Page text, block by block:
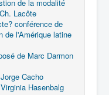
de la modalité
Lacôte
conférence de
de l'Amérique latine
de Marc Darmon
Cacho
Hasenbalg